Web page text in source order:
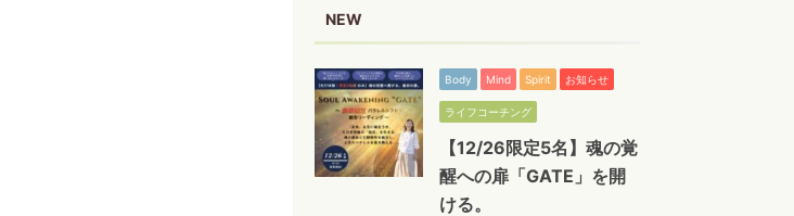
NEW
Body Mind Spirit お知らせ
ライフコーチング
【12/26限定5名】魂の覚
醒への扉「GATE」を開
ける。